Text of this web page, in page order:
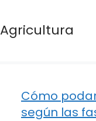
Agricultura
Cómo
según las